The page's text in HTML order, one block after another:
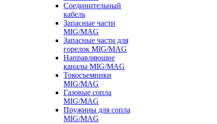
Соединительный
кабель
Запасные части
MIG/MAG
Запасные части для
горелок MIG/MAG
Направляющие
каналы MIG/MAG
Токосъемники
MIG/MAG
Газовые сопла
MIG/MAG
Пружины для сопла
MIG/MAG